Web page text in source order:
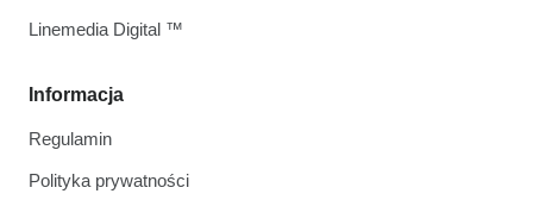
Informacja
Regulamin
Polityka prywatności
Linemedia Digital ™